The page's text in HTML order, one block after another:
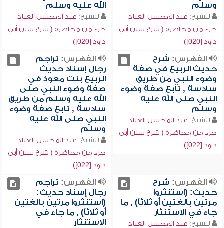
وسلم
للشيخ: عبد المحسن العباد
جزء من محاضرة ( شرح سنن أبي
داود [020])
الله عليه وسلم
للشيخ: عبد المحسن العباد
جزء من محاضرة ( شرح سنن أبي
داود [020])
الفهرس: شرح
حديث الربيع في صفة
وضوء النبي من طريق
سادسة , تابع صفة وضوء
النبي صلى الله عليه
وسلم
للشيخ: عبد المحسن العباد
جزء من محاضرة ( شرح سنن أبي
داود [022])
الفهرس: تراجم
رجال إسناد حديث
الربيع بنت معوذ في
صفة وضوء النبي صلى
الله عليه وسلم من طريق
سادسة , تابع صفة وضوء
النبي صلى الله عليه
وسلم
للشيخ: عبد المحسن العباد
جزء من محاضرة ( شرح سنن أبي
داود [022])
الفهرس: شرح
حديث: (استنثروا
مرتين بالغتين أو ثلاثاً) , ما
جاء في الاستنثار
للشيخ: عبد المحسن العباد
الفهرس: تراجم
رجال إسناد حديث:
(استنثروا مرتين بالغتين
أو ثلاثاً) , ما جاء في
الاستنثار